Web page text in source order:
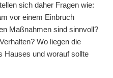
sich daher Fragen wie:
vor einem Einbruch
Maßnahmen sind sinnvoll?
Wo liegen die
Hauses und worauf sollte